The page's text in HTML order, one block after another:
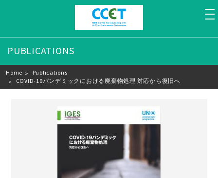
PUBLICATIONS
Breadcrumb
Home
Publications
COVID-19パンデミックにおける廃棄物処理 対応から復旧へ